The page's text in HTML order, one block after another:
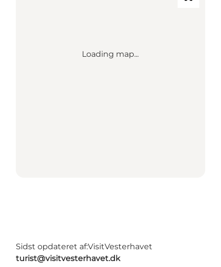
Loading map...
Sidst opdateret af:VisitVesterhavet
turist@visitvesterhavet.dk